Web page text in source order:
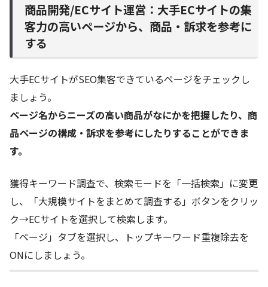
商品開発/ECサイト運営：大手ECサイトの集
客力の高いページから、商品・訴求を参考に
する
大手ECサイトがSEO集客できているページをチェックし
ましょう。
ページ名からニーズの高い商品がなにかを把握したり、商
品ページの構成・訴求を参考にしたりすることができま
す。
獲得キーワード調査で、検索モードを「一括検索」に変更
し、「大規模サイトをまとめて調査する」ボタンをクリッ
ク→ECサイトを選択して検索します。
「ページ」タブを選択し、トップキーワード重複除去を
ONにしましょう。